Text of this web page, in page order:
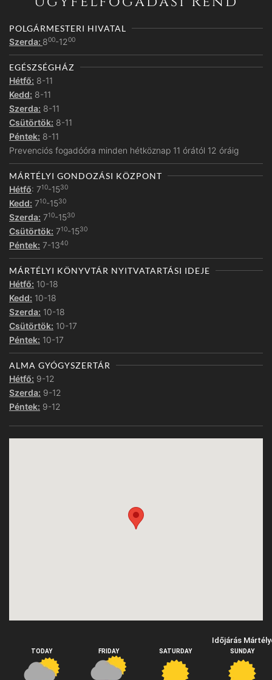
POLGÁRMESTERI HIVATAL
Szerda: 800-1200
EGÉSZSÉGHÁZ
Hétfő: 8-11
Kedd: 8-11
Szerda: 8-11
Csütörtök: 8-11
Péntek: 8-11
Prevenciós fogadóóra minden hétköznap 11 órától 12 óráig
MÁRTÉLYI GONDOZÁSI KÖZPONT
Hétfő: 710-1530
Kedd: 710-1530
Szerda: 710-1530
Csütörtök: 710-1530
Péntek: 7-1340
MÁRTÉLYI KÖNYVTÁR NYITVATARTÁSI IDEJE
Hétfő: 10-18
Kedd: 10-18
Szerda: 10-18
Csütörtök: 10-17
Péntek: 10-17
ALMA GYÓGYSZERTÁR
Hétfő: 9-12
Szerda: 9-12
Péntek: 9-12